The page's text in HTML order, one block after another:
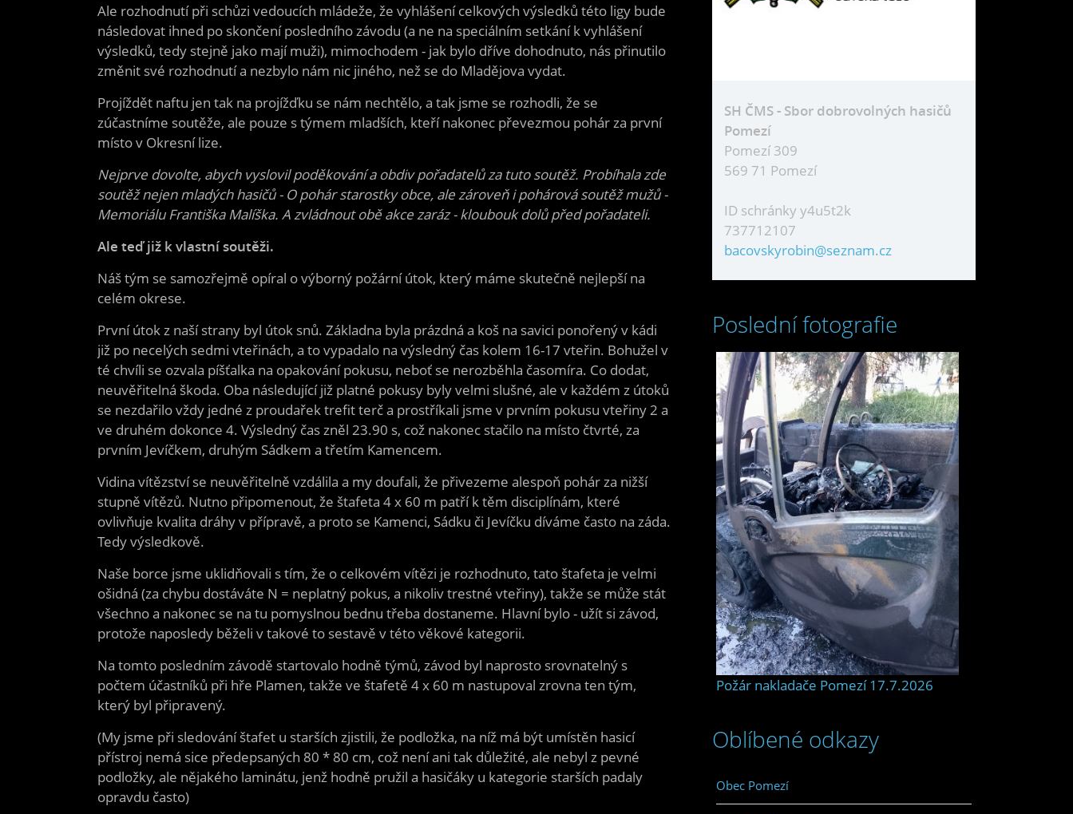
Ale rozhodnutí při schůzi vedoucích mládeže, že vyhlášení celkových výsledků této ligy bude
následovat ihned po skončení posledního závodu (a ne na speciálním setkání k vyhlášení
výsledků, tedy stejně jako mají muži), mimochodem - jak bylo dříve dohodnuto, nás přinutilo
změnit své rozhodnutí a nezbylo nám nic jiného, než se do Mladějova vydat.
Projíždět naftu jen tak na projížďku se nám nechtělo, a tak jsme se rozhodli, že se
zúčastníme soutěže, ale pouze s týmem mladších, kteří nakonec převezmou pohár za první
místo v Okresní lize.
Nejprve dovolte, abych vyslovil poděkování a obdiv pořadatelů za tuto soutěž. Probíhala zde
soutěž nejen mladých hasičů - O pohár starostky obce, ale zároveň i pohárová soutěž mužů -
Memoriálu Františka Malíška. A zvládnout obě akce zaráz - kloubouk dolů před pořadateli.
Ale teď již k vlastní soutěži.
Náš tým se samozřejmě opíral o výborný požární útok, který máme skutečně nejlepší na
celém okrese.
První útok z naší strany byl útok snů. Základna byla prázdná a koš na savici ponořený v kádi
již po necelých sedmi vteřinách, a to vypadalo na výsledný čas kolem 16-17 vteřin. Bohužel v
té chvíli se ozvala píšťalka na opakování pokusu, neboť se nerozběhla časomíra. Co dodat,
neuvěřitelná škoda. Oba následující již platné pokusy byly velmi slušné, ale v každém z útoků
se nezdařilo vždy jedné z proudařek trefit terč a prostříkali jsme v prvním pokusu vteřiny 2 a
ve druhém dokonce 4. Výsledný čas zněl 23.90 s, což nakonec stačilo na místo čtvrté, za
prvním Jevíčkem, druhým Sádkem a třetím Kamencem.
Vidina vítězství se neuvěřitelně vzdálila a my doufali, že přivezeme alespoň pohár za nižší
stupně vítězů. Nutno připomenout, že štafeta 4 x 60 m patří k těm disciplínám, které
ovlivňuje kvalita dráhy v přípravě, a proto se Kamenci, Sádku či Jevíčku díváme často na záda.
Tedy výsledkově.
Naše borce jsme uklidňovali s tím, že o celkovém vítězi je rozhodnuto, tato štafeta je velmi
ošidná (za chybu dostáváte N = neplatný pokus, a nikoliv trestné vteřiny), takže se může stát
všechno a nakonec se na tu pomyslnou bednu třeba dostaneme. Hlavní bylo - užít si závod,
protože naposledy běželi v takové to sestavě v této věkové kategorii.
Na tomto posledním závodě startovalo hodně týmů, závod byl naprosto srovnatelný s
počtem účastníků při hře Plamen, takže ve štafetě 4 x 60 m nastupoval zrovna ten tým,
který byl připravený.
(My jsme při sledování štafet u starších zjistili, že podložka, na níž má být umístěn hasicí
přístroj nemá sice předepsaných 80 * 80 cm, což není ani tak důležité, ale nebyl z pevné
podložky, ale nějakého laminátu, jenž hodně pružil a hasičáky u kategorie starších padaly
opravdu často)
SH ČMS - Sbor dobrovolných hasičů
Pomezí
Pomezí 309
569 71 Pomezí
ID schránky y4u5t2k
737712107
bacovskyrobin@seznam.cz
Poslední fotografie
Požár nakladače Pomezí 17.7.2026
Oblíbené odkazy
Obec Pomezí